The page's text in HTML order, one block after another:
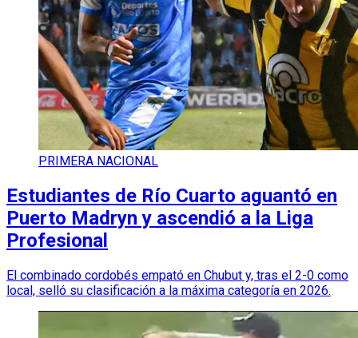
PRIMERA NACIONAL
Estudiantes de Río Cuarto aguantó en
Puerto Madryn y ascendió a la Liga
Profesional
El combinado cordobés empató en Chubut y, tras el 2-0 como
local, selló su clasificación a la máxima categoría en 2026.